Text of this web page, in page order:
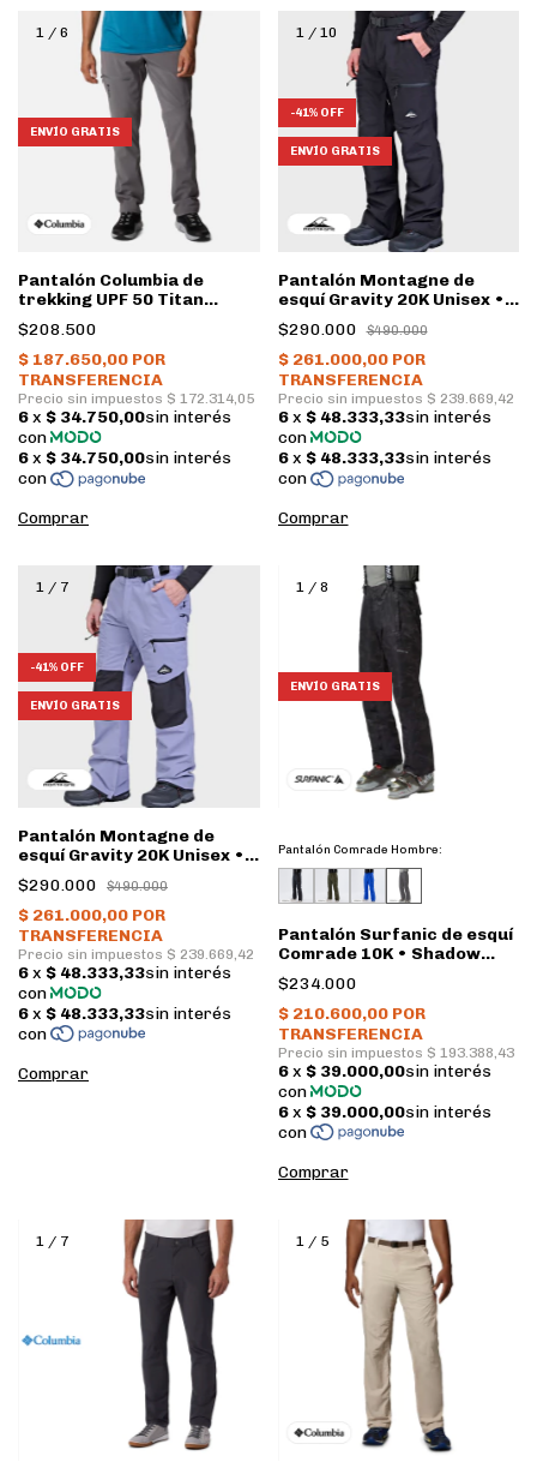
1 / 6
ENVÍO GRATIS
Pantalón Columbia de
trekking UPF 50 Titan
Pass™ Hombre • City grey
$208.500
Comprar
1 / 10
-41% OFF
ENVÍO GRATIS
Pantalón Montagne de
esquí Gravity 20K Unisex •
Negro
$290.000 $490.000
Comprar
1 / 7
-41% OFF
ENVÍO GRATIS
Pantalón Montagne de
esquí Gravity 20K Unisex •
Azul acero, negro
$290.000 $490.000
Comprar
1/ 8
ENVÍO GRATIS
Pantalón Comrade Hombre:
Pantalón Surfanic de esquí
Comrade 10K • Shadow
Camo
$234.000
Comprar
1 / 7 1 / 5